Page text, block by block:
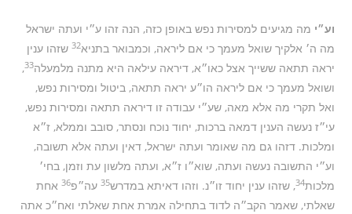
וע״י מה מגיעים למסירות נפש באופן כזה, הנה זהו ע״י ועתה ישראל
מה ה׳ אלקיך שואל מעמך כי אם ליראה, וכמבואר בתניא32 שזהו ענין
יראה תתאה ששייך אצל כאו״א, דיראה עילאה היא מתנה מלמעלה33
,
ושואל מעמך כי אם ליראה הו״ע יראה תתאה, ביטול ומסירות נפש,
ואל תקרי מה אלא מאה, שע״י עבודה זו דיראה תתאה ומסירות נפש,
עי״ז נעשה הענין דמאה ברכות, יחוד נוכח ונסתר, סובב וממלא, ז״א
ומלכות. דזהו גם מה שאומר ועתה ישראל, דאין ועתה אלא תשובה,
וע״י התשובה נעשה ועתה, שוא״ו ז״א, ועתה מלשון עת וזמן, בחי׳
מלכות34, שזהו ענין יחוד זו״נ. וזהו דאיתא במדרש35 עה״פ36 אחת
שאלתי, שאמר הקב״ה לדוד בתחילה אמרת אחת שאלתי ואח״כ אתה